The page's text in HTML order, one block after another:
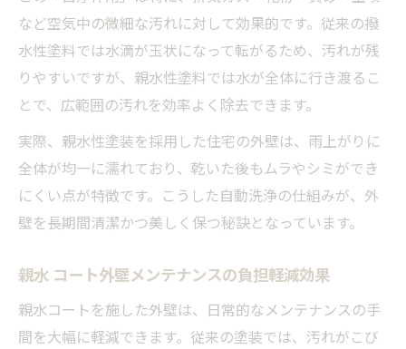
など空気中の微細な汚れに対して効果的です。従来の撥
水性塗料では水滴が玉状になって転がるため、汚れが残
りやすいですが、親水性塗料では水が全体に行き渡るこ
とで、広範囲の汚れを効率よく除去できます。
実際、親水性塗装を採用した住宅の外壁は、雨上がりに
全体が均一に濡れており、乾いた後もムラやシミができ
にくい点が特徴です。こうした自動洗浄の仕組みが、外
壁を長期間清潔かつ美しく保つ秘訣となっています。
親水 コート外壁メンテナンスの負担軽減効果
親水コートを施した外壁は、日常的なメンテナンスの手
間を大幅に軽減できます。従来の塗装では、汚れがこび